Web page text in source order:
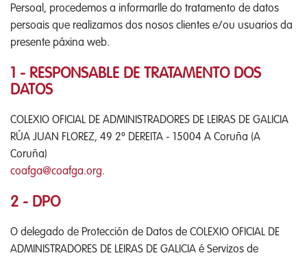
Persoal, procedemos a informarlle do tratamento de datos
persoais que realizamos dos nosos clientes e/ou usuarios da
presente páxina web.
1 - RESPONSABLE DE TRATAMENTO DOS
DATOS
COLEXIO OFICIAL DE ADMINISTRADORES DE LEIRAS DE GALICIA
RÚA JUAN FLOREZ, 49 2º DEREITA - 15004 A Coruña (A
Coruña)
coafga@coafga.org.
2 - DPO
O delegado de Protección de Datos de COLEXIO OFICIAL DE
ADMINISTRADORES DE LEIRAS DE GALICIA é Servizos de